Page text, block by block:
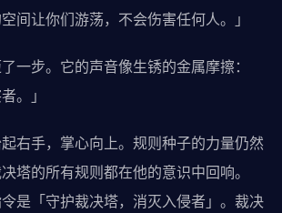
间让你们游荡，不会伤害任何人。」
一步。它的声音像生锈的金属摩擦：
。」
起右手，掌心向上。规则种子的力量仍然
塔的所有规则都在他的意识中回响。
令是「守护裁决塔，消灭入侵者」。裁决